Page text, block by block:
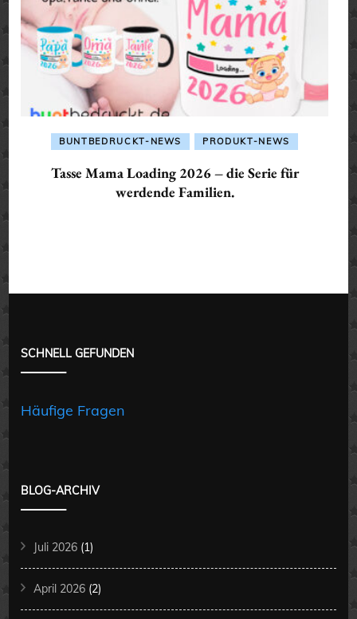
BUNTBEDRUCKT-NEWS PRODUKT-NEWS
Tasse Mama Loading 2026 – die Serie für
werdende Familien.
SCHNELL GEFUNDEN
Häufige Fragen
BLOG-ARCHIV
Juli 2026 (1)
April 2026 (2)